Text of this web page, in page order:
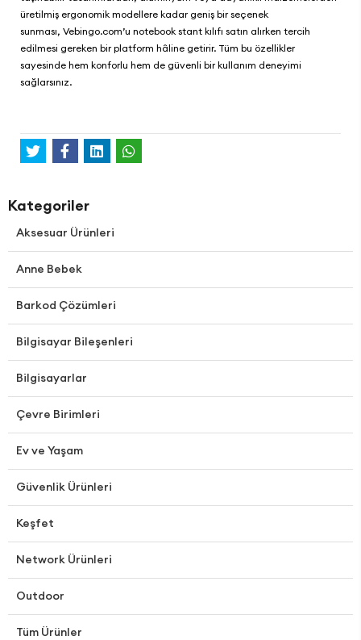
üretilmiş ergonomik modellere kadar geniş bir seçenek
sunması, Vebingo.com’u notebook stant kılıfı satın alırken tercih
edilmesi gereken bir platform hâline getirir. Tüm bu özellikler
sayesinde hem konforlu hem de güvenli bir kullanım deneyimi
sağlarsınız.
Kategoriler
Aksesuar Ürünleri
Anne Bebek
Barkod Çözümleri
Bilgisayar Bileşenleri
Bilgisayarlar
Çevre Birimleri
Ev ve Yaşam
Güvenlik Ürünleri
Keşfet
Network Ürünleri
Outdoor
Tüm Ürünler